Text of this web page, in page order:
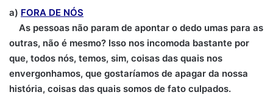
a) FORA DE NÓS
As pessoas não param de apontar o dedo umas para as
outras, não é mesmo? Isso nos incomoda bastante por
que, todos nós, temos, sim, coisas das quais nos
envergonhamos, que gostaríamos de apagar da nossa
história, coisas das quais somos de fato culpados.